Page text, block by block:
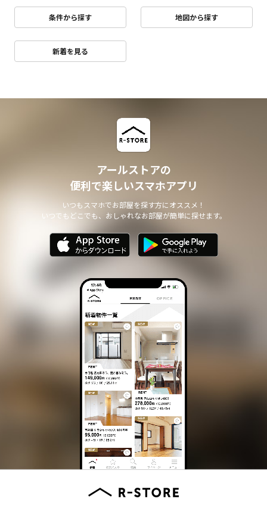
条件から探す 地図から探す
新着を見る
アールストアの
便利で楽しいスマホアプリ
いつもスマホでお部屋を探す方にオススメ！
いつでもどこでも、おしゃれなお部屋が簡単に探せます。